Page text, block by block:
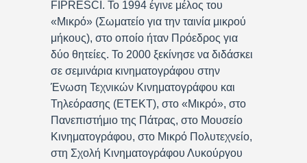
FIPRESCI. Το 1994 έγινε μέλος του
«Μικρό» (Σωματείο για την ταινία μικρού
μήκους), στο οποίο ήταν Πρόεδρος για
δύο θητείες. Το 2000 ξεκίνησε να διδάσκει
σε σεμινάρια κινηματογράφου στην
Ένωση Τεχνικών Κινηματογράφου και
Τηλεόρασης (ΕΤΕΚΤ), στο «Μικρό», στο
Πανεπιστήμιο της Πάτρας, στο Μουσείο
Κινηματογράφου, στο Μικρό Πολυτεχνείο,
στη Σχολή Κινηματογράφου Λυκούργου